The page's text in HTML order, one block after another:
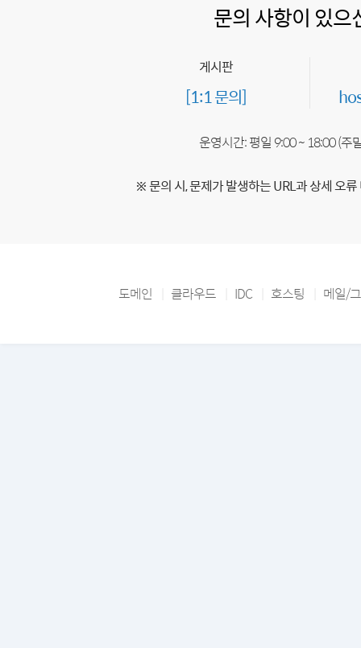
문의 사항이 있으
게시판
[1:1 문의]
운영시간: 평일 9:00 ~ 18:00 (주
※ 문의 시, 문제가 발생하는 URL과 상세 오
도메인 클라우드 IDC 호스팅 메일/